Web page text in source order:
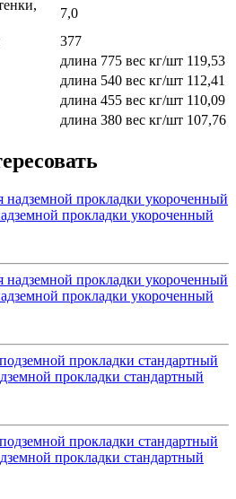
7,0
377
длина 775 вес кг/шт 119,53
длина 540 вес кг/шт 112,41
длина 455 вес кг/шт 110,09
длина 380 вес кг/шт 107,76
прокладки укороченный
прокладки укороченный
прокладки стандартный
прокладки стандартный